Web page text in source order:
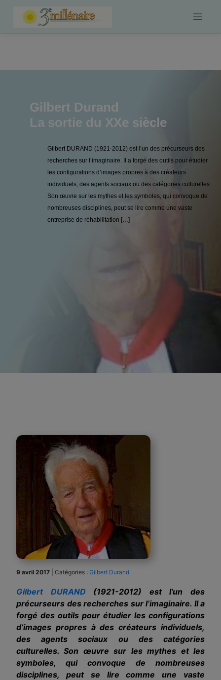
Gilbert Durand
La sortie du XXe siècle
Gilbert DURAND (1921-2012) est l’un des précurseurs des
recherches sur l’imaginaire. Il a forgé des outils pour étudier
les configurations d’images propres à des créateurs
individuels, des agents sociaux ou des catégories culturelles.
Son œuvre sur les mythes et les symboles, qui convoque de
nombreuses disciplines, peut se lire comme une vaste
entreprise de réhabilitation […]
9 avril 2017 Catégories : Gilbert Durand
Gilbert DURAND (1921-2012) est l’un des
précurseurs des recherches sur l’imaginaire. Il a
forgé des outils pour étudier les configurations
d’images propres à des créateurs individuels,
des agents sociaux ou des catégories
culturelles. Son œuvre sur les mythes et les
symboles, qui convoque de nombreuses
disciplines, peut se lire comme une vaste